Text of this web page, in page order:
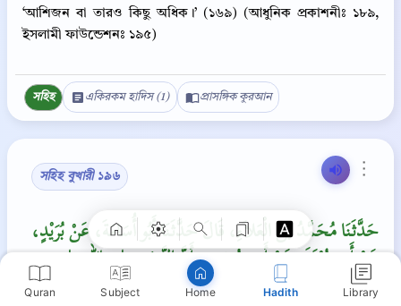
Quran Subject Home Hadith Library
‘আশিজন বা তারও কিছু অধিক।’ (১৬৯) (আধুনিক প্রকাশনীঃ ১৮৯,
ইসলামী ফাউন্ডেশনঃ ১৯৫)
সহিহ একিরকম হাদিস (1) প্রাসঙ্গিক কুরআন
⋮
সহিহ বুখারী ১৯৬
حَدَّثَنَا مُحَمَّدُ بْنُ الْعَلاَءِ، قَالَ حَدَّثَنَا أَبُو أُسَامَةَ، عَنْ بُرَيْدٍ،
عَنْ أَبِي بُرْدَةَ، عَنْ أَبِي مُوسَى، أَنَّ النَّبِيَّ صلى الله عليه
وسلم دَعَا بِقَدَحٍ فِيهِ مَاءٌ، فَغَسَلَ يَدَيْهِ وَوَجْهَهُ فِيهِ وَمَجَّ فِيهِ‏.‏
Copy